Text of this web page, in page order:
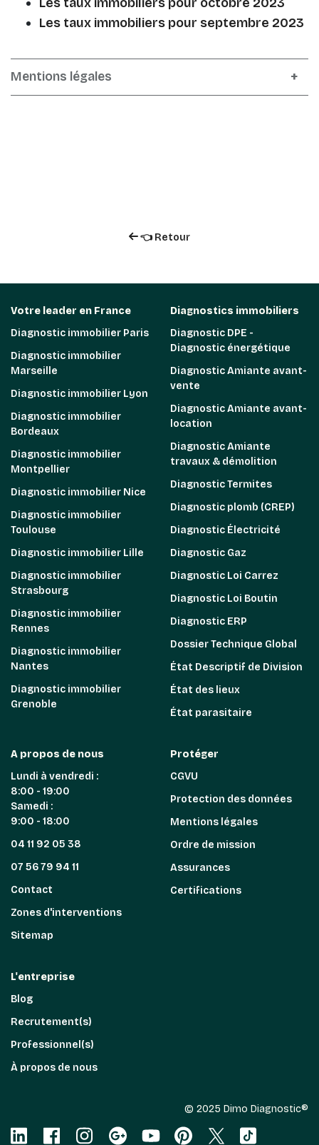
Les taux immobiliers pour septembre 2023
Mentions légales
👈 Retour
Votre leader en France
Diagnostic immobilier Paris
Diagnostic immobilier
Marseille
Diagnostic immobilier Lyon
Diagnostic immobilier
Bordeaux
Diagnostic immobilier
Montpellier
Diagnostic immobilier Nice
Diagnostic immobilier
Toulouse
Diagnostic immobilier Lille
Diagnostic immobilier
Strasbourg
Diagnostic immobilier
Rennes
Diagnostic immobilier
Nantes
Diagnostic immobilier
Grenoble
Diagnostics immobiliers
Diagnostic DPE -
Diagnostic énergétique
Diagnostic Amiante avant-
vente
Diagnostic Amiante avant-
location
Diagnostic Amiante
travaux & démolition
Diagnostic Termites
Diagnostic plomb (CREP)
Diagnostic Électricité
Diagnostic Gaz
Diagnostic Loi Carrez
Diagnostic Loi Boutin
Diagnostic ERP
Dossier Technique Global
État Descriptif de Division
État des lieux
État parasitaire
A propos de nous
Lundi à vendredi :
8:00 - 19:00
Samedi :
9:00 - 18:00
04 11 92 05 38
07 56 79 94 11
Contact
Zones d'interventions
Sitemap
Protéger
CGVU
Protection des données
Mentions légales
Ordre de mission
Assurances
Certifications
L'entreprise
Blog
Recrutement(s)
Professionnel(s)
À propos de nous
© 2025 Dimo Diagnostic®